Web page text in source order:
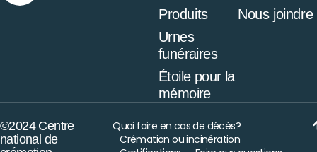
Produits
Urnes
funéraires
Étoile pour la
mémoire
Nous joindre
©2024 Centre
national de
Quoi faire en cas de décès?
Crémation ou incinération